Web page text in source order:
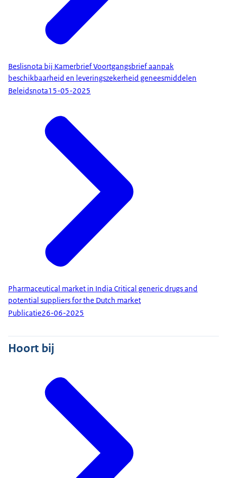
Beslisnota bij Kamerbrief Voortgangsbrief aanpak
beschikbaarheid en leveringszekerheid geneesmiddelen
Beleidsnota15-05-2025
Pharmaceutical market in India Critical generic drugs and
potential suppliers for the Dutch market
Publicatie26-06-2025
Hoort bij